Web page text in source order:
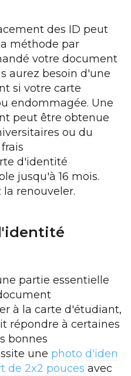
des ID peut
méthode par
votre document
aurez besoin d'une
si votre carte
endommagée. Une
peut être obtenue
ou du
d'identité
jusqu'à 16 mois.
la renouveler.
partie essentielle
à la carte d'étudiant,
répondre à certaines
bonnes
une photo d'iden
de 2x2 pouces avec